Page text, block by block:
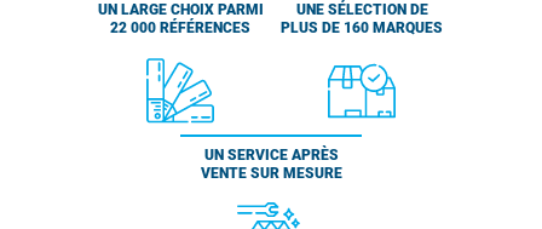
UN LARGE CHOIX PARMI
22 000 RÉFÉRENCES
UNE SÉLECTION DE
PLUS DE 160 MARQUES
UN SERVICE APRÈS
VENTE SUR MESURE